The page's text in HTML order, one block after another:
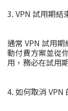
3. VPN 試用期結
通常 VPN 試用
動付費方案並從
用，務必在試用
4. 如何取消 VPN